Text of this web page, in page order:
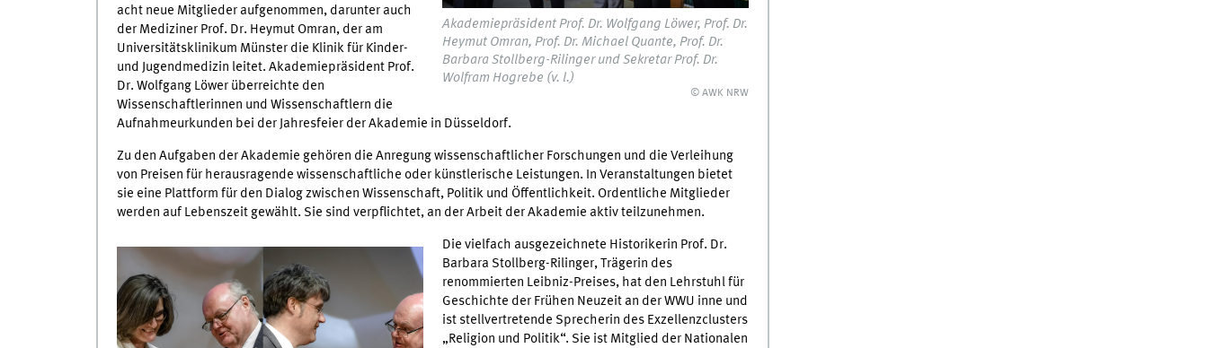
Akademiepräsident Prof. Dr. Wolfgang Löwer, Prof. Dr.
Heymut Omran, Prof. Dr. Michael Quante, Prof. Dr.
Barbara Stollberg-Rilinger und Sekretar Prof. Dr.
Wolfram Hogrebe (v. l.)
© AWK NRW
acht neue Mitglieder aufgenommen, darunter auch
der Mediziner Prof. Dr. Heymut Omran, der am
Universitätsklinikum Münster die Klinik für Kinder-
und Jugendmedizin leitet. Akademiepräsident Prof.
Dr. Wolfgang Löwer überreichte den
Wissenschaftlerinnen und Wissenschaftlern die
Aufnahmeurkunden bei der Jahresfeier der Akademie in Düsseldorf.
Zu den Aufgaben der Akademie gehören die Anregung wissenschaftlicher Forschungen und die Verleihung
von Preisen für herausragende wissenschaftliche oder künstlerische Leistungen. In Veranstaltungen bietet
sie eine Plattform für den Dialog zwischen Wissenschaft, Politik und Öffentlichkeit. Ordentliche Mitglieder
werden auf Lebenszeit gewählt. Sie sind verpflichtet, an der Arbeit der Akademie aktiv teilzunehmen.
Die vielfach ausgezeichnete Historikerin Prof. Dr.
Barbara Stollberg-Rilinger, Trägerin des
renommierten Leibniz-Preises, hat den Lehrstuhl für
Geschichte der Frühen Neuzeit an der WWU inne und
ist stellvertretende Sprecherin des Exzellenzclusters
„Religion und Politik“. Sie ist Mitglied der Nationalen